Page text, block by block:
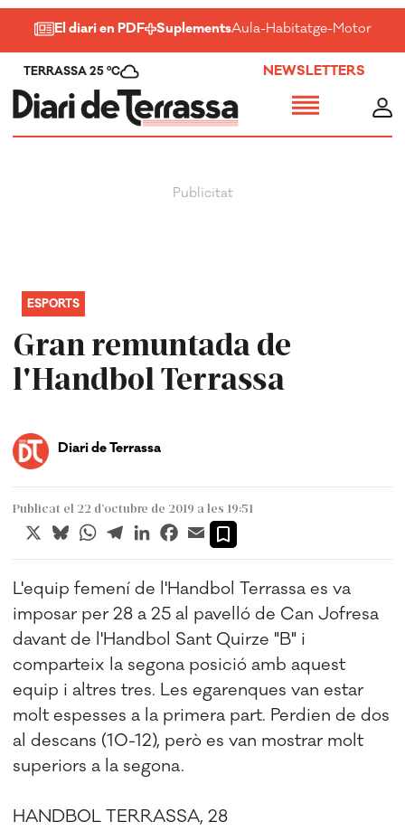
El diari en PDF SuplementsAula-Habitatge-Motor-
TERRASSA 25 ºC NEWSLETTERS
Gran remuntada de
l'Handbol Terrassa
ESPORTS
Diari de Terrassa
Publicat el 22 d’octubre de 2019 a les 19:51
X BlueskyWhatsApp
TelegramLinkedInFacebook
Email
L'equip femení de l'Handbol Terrassa es va
imposar per 28 a 25 al pavelló de Can Jofresa
davant de l'Handbol Sant Quirze "B" i
comparteix la segona posició amb aquest
equip i altres tres. Les egarenques van estar
molt espesses a la primera part. Perdien de dos
al descans (10-12), però es van mostrar molt
superiors a la segona.
HANDBOL TERRASSA, 28